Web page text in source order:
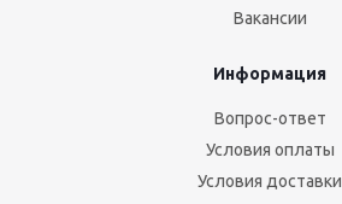
Вакансии
Информация
Вопрос-ответ
Условия оплаты
Условия доставки